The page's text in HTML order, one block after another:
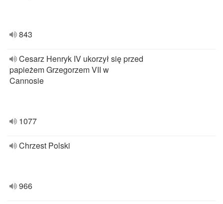
843
Cesarz Henryk IV ukorzył się przed
papieżem Grzegorzem VII w
Cannosie
1077
Chrzest Polski
966